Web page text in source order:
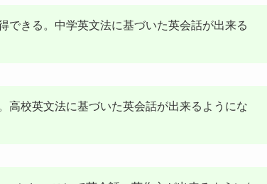
できる。中学英文法に基づいた英会話が出来る
高校英文法に基づいた英会話が出来るようにな